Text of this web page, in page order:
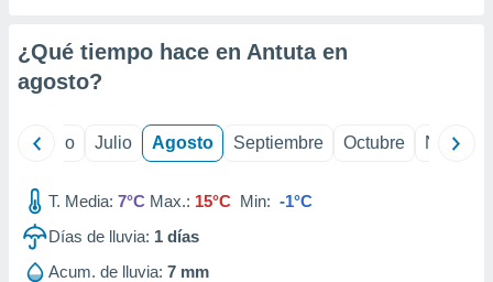
e
mediante
publicidad
publicidad
de
¿Qué tiempo hace en Antuta en
agosto?
Junio Julio Agosto Septiembre Octubre
T. Media: 7°C Max.: 15°C Min: -1°C
Días de lluvia: 1 días
Acum. de lluvia: 7 mm